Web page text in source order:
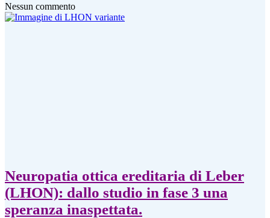
Nessun commento
Neuropatia ottica ereditaria di Leber
(LHON): dallo studio in fase 3 una
speranza inaspettata.